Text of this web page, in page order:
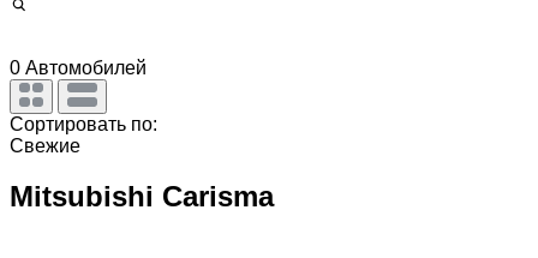
0 Автомобилей
Сортировать по:
Свежие
Mitsubishi Carisma